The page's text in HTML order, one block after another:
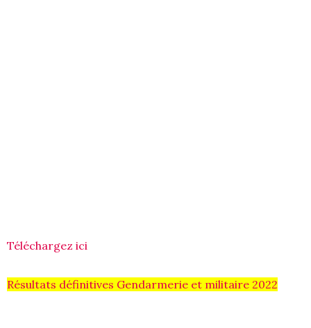
Téléchargez ici
Résultats définitives Gendarmerie et militaire 2022